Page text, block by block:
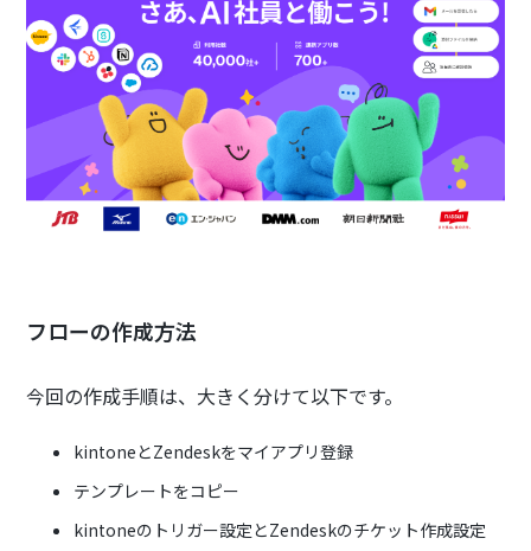
フローの作成方法
今回の作成手順は、大きく分けて以下です。
kintoneとZendeskをマイアプリ登録
テンプレートをコピー
kintoneのトリガー設定とZendeskのチケット作成設定